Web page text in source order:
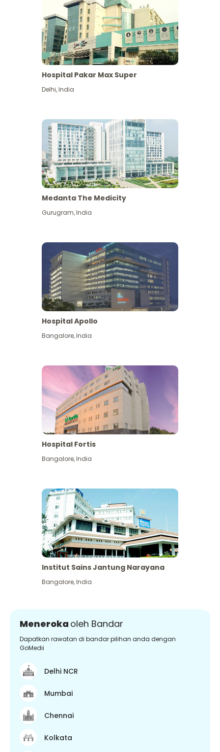
Hospital Pakar Max Super
Delhi,India
Medanta The Medicity
Gurugram,India
Hospital Apollo
Bangalore,India
Hospital Fortis
Bangalore,India
Institut Sains Jantung Narayana
Bangalore,India
Meneroka oleh Bandar
Dapatkan rawatan di bandar pilihan anda dengan
GoMedii
Delhi NCR
Mumbai
Chennai
Kolkata